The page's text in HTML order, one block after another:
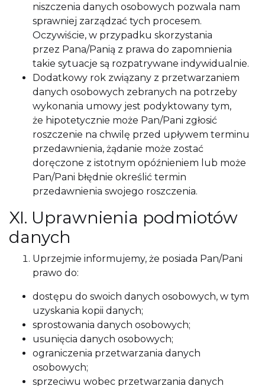
niszczenia danych osobowych pozwala nam
sprawniej zarządzać tych procesem.
Oczywiście, w przypadku skorzystania
przez Pana/Panią z prawa do zapomnienia
takie sytuacje są rozpatrywane indywidualnie.
Dodatkowy rok związany z przetwarzaniem
danych osobowych zebranych na potrzeby
wykonania umowy jest podyktowany tym,
że hipotetycznie może Pan/Pani zgłosić
roszczenie na chwilę przed upływem terminu
przedawnienia, żądanie może zostać
doręczone z istotnym opóźnieniem lub może
Pan/Pani błędnie określić termin
przedawnienia swojego roszczenia.
XI. Uprawnienia podmiotów
danych
Uprzejmie informujemy, że posiada Pan/Pani
prawo do:
dostępu do swoich danych osobowych, w tym
uzyskania kopii danych;
sprostowania danych osobowych;
usunięcia danych osobowych;
ograniczenia przetwarzania danych
osobowych;
sprzeciwu wobec przetwarzania danych